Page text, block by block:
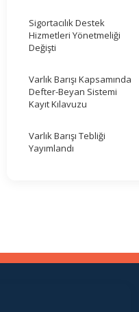
Sigortacılık Destek
Hizmetleri Yönetmeliği
Değişti
Varlık Barışı Kapsamında
Defter-Beyan Sistemi
Kayıt Kılavuzu
Varlık Barışı Tebliği
Yayımlandı